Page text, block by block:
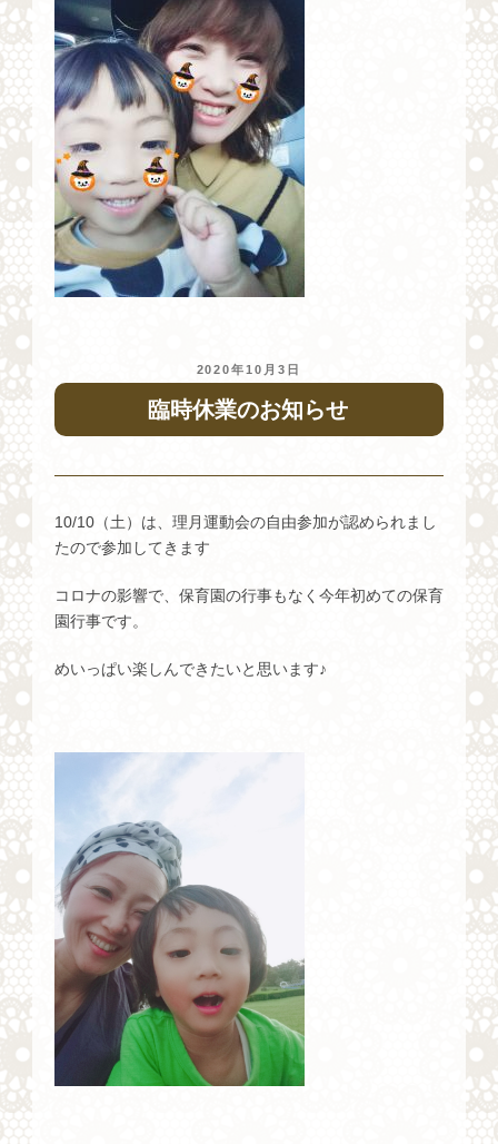
投
日:
2020年10月3日
臨時休業のお知らせ
10/10（土）は、理月運動会の自由参加が認められまし
たので参加してきます
コロナの影響で、保育園の行事もなく今年初めての保育
園行事です。
めいっぱい楽しんできたいと思います♪